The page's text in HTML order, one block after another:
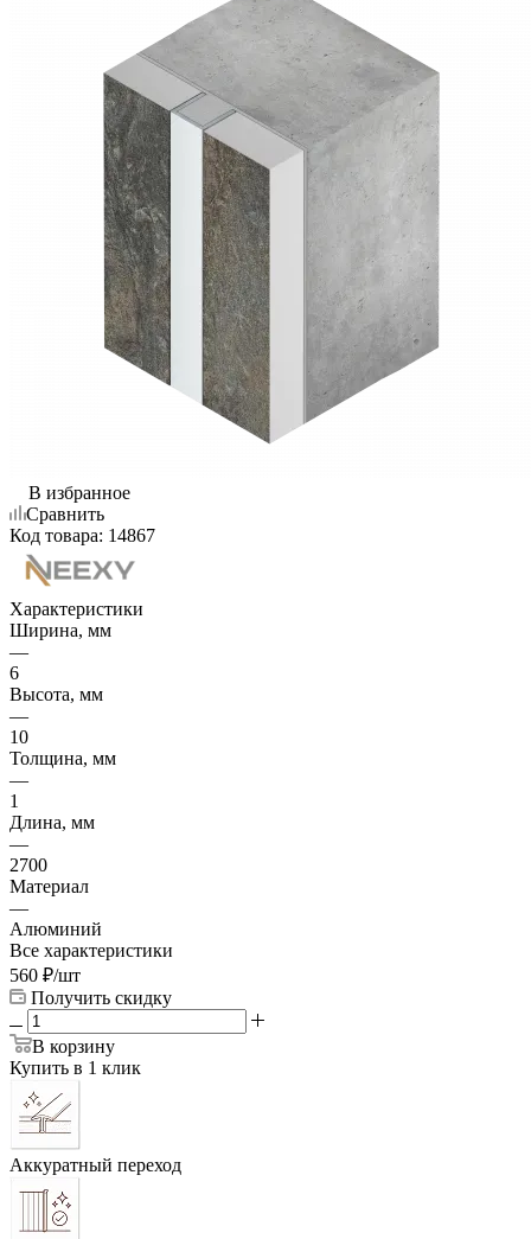
В избранное
Сравнить
Код товара: 14867
Характеристики
Ширина, мм
—
6
Высота, мм
—
10
Толщина, мм
—
1
Длина, мм
—
2700
Материал
—
Алюминий
Все характеристики
560 ₽/шт
Получить скидку
В корзину
Купить в 1 клик
Аккуратный переход